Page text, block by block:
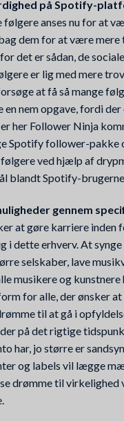
på Spotify-
følgere anses nu for at
dem for at være
det er sådan, de
er lig med mere
at få så mange
en nem opgave, fordi
her Follower Ninja
Spotify follower-pakke
ved hjælp af
blandt Spotify-brugerne.
gennem
at gøre karriere inden
i dette erhverv. At synge
selskaber, lave
musikere og kunstnere
for alle, der ønsker
til at gå i
på det rigtige
har, jo større er
og labels vil lægge
drømme til virkelighed